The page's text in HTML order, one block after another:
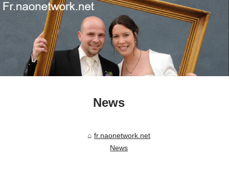
News
fr.naonetwork.net
News